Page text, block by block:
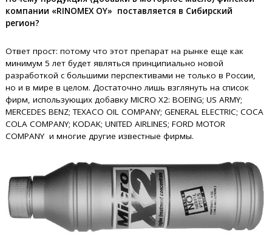
компании «RINOMEX OY» поставляется в Сибирский
регион?
Ответ прост: потому что этот препарат на рынке еще как
минимум 5 лет будет являться принципиально новой
разработкой с большими перспективами не только в России,
но и в мире в целом. Достаточно лишь взглянуть на список
фирм, использующих добавку MICRO X2: BOEING; US ARMY;
MERCEDES BENZ; TEXACO OIL COMPANY; GENERAL ELECTRIC; COCA
COLA COMPANY; KODAK; UNITED AIRLINES; FORD MOTOR
COMPANY и многие другие известные фирмы.